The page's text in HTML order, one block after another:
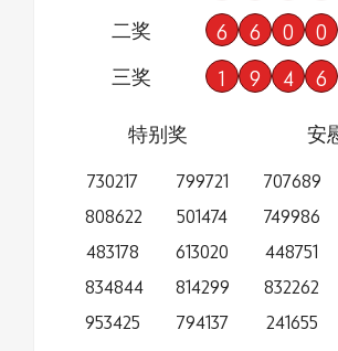
二奖 6 6 0 0
三奖 1 9 4 6
特别奖
730217
808622
483178
834844
953425
799721
501474
613020
814299
794137
安
707689
749986
448751
832262
241655